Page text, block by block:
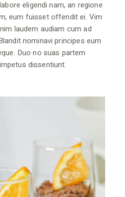
eligendi nam, an regione
eum fuisset offendit ei. Vim
laudem audiam cum ad
nominavi principes eum
Duo no suas partem
dissentiunt.